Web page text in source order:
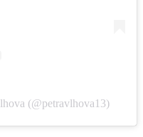
(@petravlhova13)